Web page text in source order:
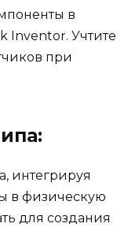
в
Inventor. Учтите
при
интегрируя
в физическую
для создания